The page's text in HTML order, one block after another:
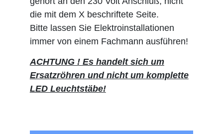
die mit dem X beschriftete Seite.
Bitte lassen Sie Elektroinstallationen
immer von einem Fachmann ausführen!
ACHTUNG ! Es handelt sich um
Ersatzröhren und nicht um komplette
LED Leuchtstäbe!